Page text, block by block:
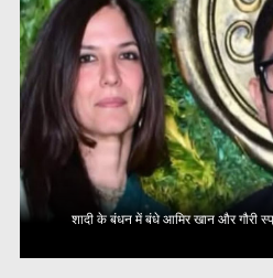
शादी के बंधन में बंधे आमिर खान और गौरी